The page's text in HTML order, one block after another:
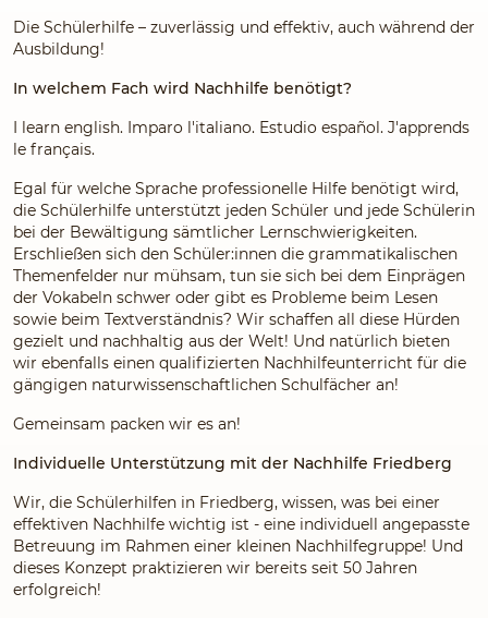
Die Schülerhilfe – zuverlässig und effektiv, auch während der
Ausbildung!
In welchem Fach wird Nachhilfe benötigt?
I learn english. Imparo l'italiano. Estudio español. J'apprends
le français.
Egal für welche Sprache professionelle Hilfe benötigt wird,
die Schülerhilfe unterstützt jeden Schüler und jede Schülerin
bei der Bewältigung sämtlicher Lernschwierigkeiten.
Erschließen sich den Schüler:innen die grammatikalischen
Themenfelder nur mühsam, tun sie sich bei dem Einprägen
der Vokabeln schwer oder gibt es Probleme beim Lesen
sowie beim Textverständnis? Wir schaffen all diese Hürden
gezielt und nachhaltig aus der Welt! Und natürlich bieten
wir ebenfalls einen qualifizierten Nachhilfeunterricht für die
gängigen naturwissenschaftlichen Schulfächer an!
Gemeinsam packen wir es an!
Individuelle Unterstützung mit der Nachhilfe Friedberg
Wir, die Schülerhilfen in Friedberg, wissen, was bei einer
effektiven Nachhilfe wichtig ist - eine individuell angepasste
Betreuung im Rahmen einer kleinen Nachhilfegruppe! Und
dieses Konzept praktizieren wir bereits seit 50 Jahren
erfolgreich!